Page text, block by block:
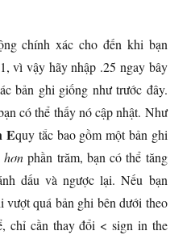
chính xác cho đến khi bạn
vì vậy hãy nhập .25 ngay bây
bản ghi giống như trước đây.
có thể thấy nó cập nhật. Như
Equy tắc bao gồm một bản ghi
hơn phần trăm, bạn có thể tăng
dấu và ngược lại. Nếu bạn
vượt quá bản ghi bên dưới theo
chỉ cần thay đổi < sign in the